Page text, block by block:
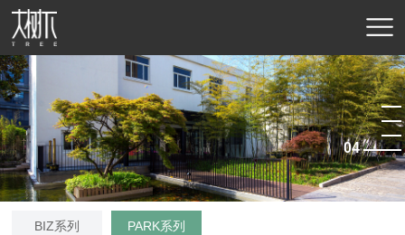
04
BIZ系列 PARK系列